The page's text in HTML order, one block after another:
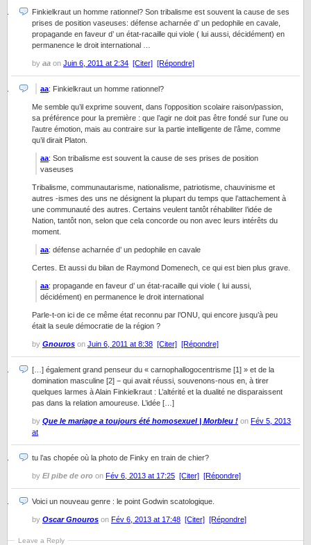
Finkielkraut un homme rationnel? Son tribalisme est souvent la cause de ses
prises de position vaseuses: défense acharnée d’ un pedophile en cavale,
propagande en faveur d’ un état-racaille qui viole ( lui aussi, décidément) en
permanence le droit international …
by aa on Juin 6, 2011 at 2:34 [Citer] [Répondre]
aa: Finkielkraut un homme rationnel?
Me semble qu’il exprime souvent, dans l’opposition scolaire raison/passion,
sa préférence pour la première : que l’agir ne doit pas être fondé sur l’une ou
l’autre émotion, mais au contraire sur la partie intelligente de l’âme, comme
qu’il dirait Platon.
aa: Son tribalisme est souvent la cause de ses prises de position
vaseuses
Tribalisme, communautarisme, nationalisme, patriotisme, chauvinisme et
autres -ismes des uns ne désignent la plupart du temps que l’attachement à
une communauté des autres. Certains veulent tantôt réhabiliter l’idée de
Nation, tantôt non, selon que cela concorde ou non avec leurs intérêts du
moment.
aa: défense acharnée d’ un pedophile en cavale
Certes. Et aussi du bilan de Raymond Domenech, ce qui est bien plus grave.
aa: propagande en faveur d’ un état-racaille qui viole ( lui aussi,
décidément) en permanence le droit international
Parle-t-on ici de ce même état reconnu par l’ONU, qui encore jusqu’à peu
était la seule démocratie de la région ?
by Gnouros on Juin 6, 2011 at 8:38 [Citer] [Répondre]
[…] également grand penseur du « carnophallogocentrisme [1] » et de la
domination masculine [2] − qui avait réussi, souvenons-nous en, à tirer
quelques larmes à Alain Finkielkraut : L’altérité et la dualité ne disparaissent
pas dans la relation amoureuse. L’idée […]
by Que le mariage a toujours été homosexuel | Morbleu ! on Fév 5, 2013
at
tu l’as chopée où la photo de Finky en train de chier?
by El pibe de oro on Fév 6, 2013 at 17:25 [Citer] [Répondre]
Voici un nouveau genre : le point Godwin scatologique.
by Oscar Gnouros on Fév 6, 2013 at 17:48 [Citer] [Répondre]
Leave a Reply